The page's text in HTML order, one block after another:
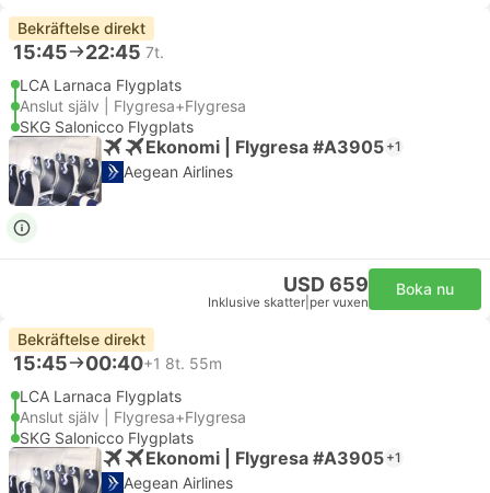
Bekräftelse direkt
15:45 22:45 7t.
LCA Larnaca Flygplats
Anslut själv | Flygresa+Flygresa
SKG Salonicco Flygplats
Ekonomi | Flygresa #A3905 +1
Aegean Airlines
USD 659
Inklusive skatter per vuxen
Boka nu
Bekräftelse direkt
15:45 00:40+1 8t. 55m
LCA Larnaca Flygplats
Anslut själv | Flygresa+Flygresa
SKG Salonicco Flygplats
Ekonomi | Flygresa #A3905 +1
Aegean Airlines